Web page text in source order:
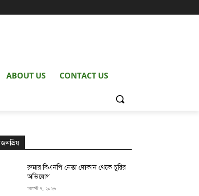
ABOUT US CONTACT US
রুমার বিএনপি নেতা দোকান থেকে চুরির
অভিযোগ
আগস্ট ৭, ২০২৬